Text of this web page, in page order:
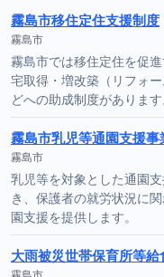
霧島市移住定住支援制度
霧島市
霧島市では移住定住を促
宅取得・増改築（リフォ
どへの助成制度があります
霧島市乳児等通園支援事
霧島市
乳児等を対象とした通園
き、保護者の就労状況に
園支援を提供します。
大雨被災世帯保育所等給